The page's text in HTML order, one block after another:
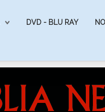
DVD - BLU RAY